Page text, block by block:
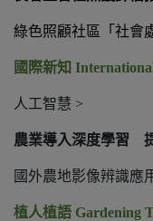
綠色照顧社區「社會
國際新知
人工智慧 >
農業導入深度學習
國外農地影像辨識
植人植語 Gardening